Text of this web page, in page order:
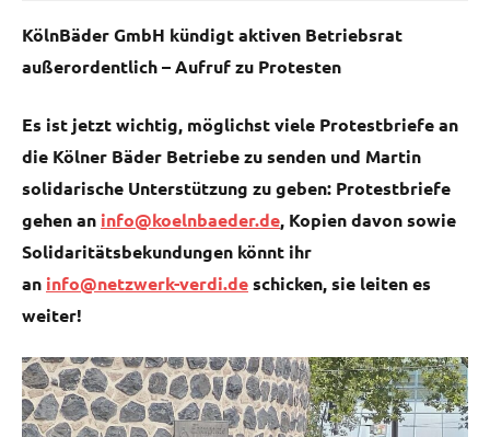
KölnBäder GmbH kündigt aktiven Betriebsrat
außerordentlich – Aufruf zu Protesten
Es ist jetzt wichtig, möglichst viele Protestbriefe an
die Kölner Bäder Betriebe zu senden und Martin
solidarische Unterstützung zu geben: Protestbriefe
gehen an info@koelnbaeder.de, Kopien davon sowie
Solidaritätsbekundungen könnt ihr
an info@netzwerk-verdi.deschicken, sie leiten es
weiter!